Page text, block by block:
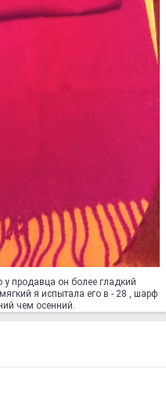
продавца он более гладкий
я испытала его в - 28 , шарф
чем осенний.